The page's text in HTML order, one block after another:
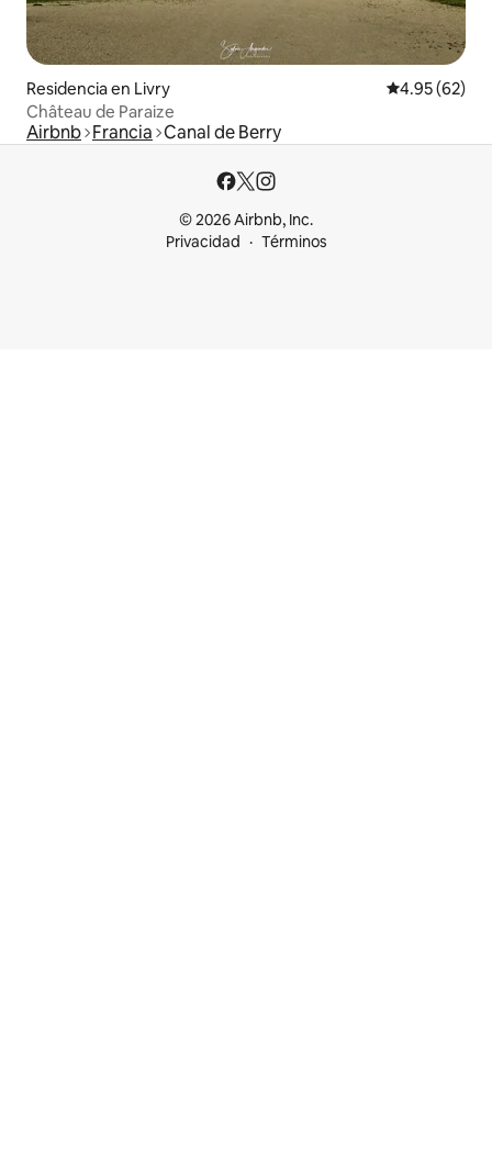
Residencia en Livry Calificación
4.95 (62)
Château de Paraize
Airbnb Francia Canal de Berry
© 2026 Airbnb, Inc.
Privacidad
Términos